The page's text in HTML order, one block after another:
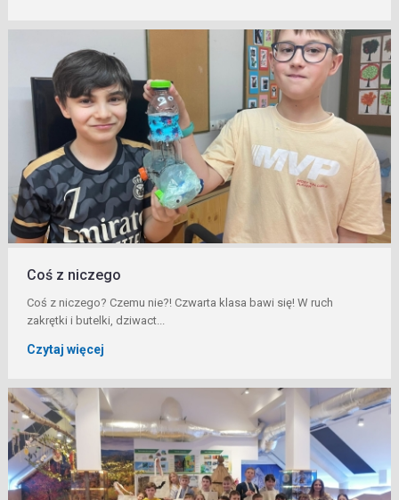
Coś z niczego
Coś z niczego? Czemu nie?! Czwarta klasa bawi się! W ruch
zakrętki i butelki, dziwact...
Czytaj więcej